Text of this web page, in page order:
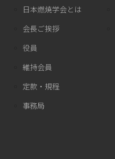
日本燃焼学会とは
会長ご挨拶
役員
維持会員
定款・規程
事務局